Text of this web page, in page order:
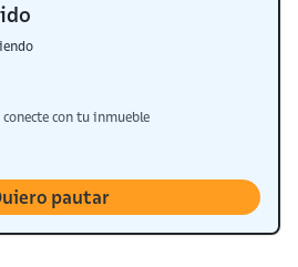
con tu inmueble
pautar